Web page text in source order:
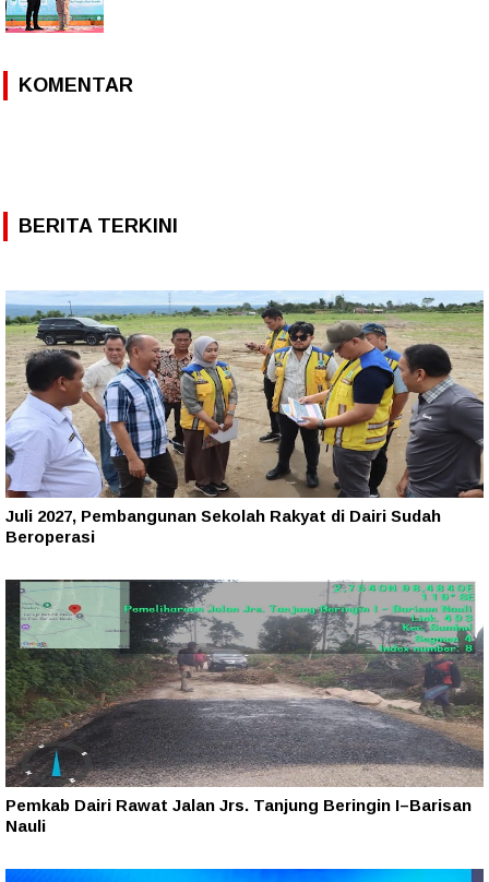
KOMENTAR
BERITA TERKINI
Juli 2027, Pembangunan Sekolah Rakyat di Dairi Sudah
Beroperasi
Pemkab Dairi Rawat Jalan Jrs. Tanjung Beringin I–Barisan
Nauli